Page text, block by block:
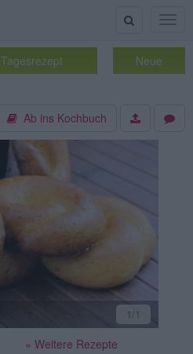
Suche
Tagesrezept Neue
Ab ins Kochbuch
1/1
» Weitere Rezepte